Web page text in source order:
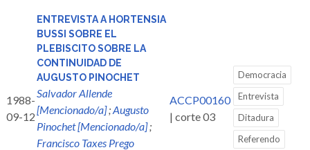
1988-
09-12
ENTREVISTA A HORTENSIA
BUSSI SOBRE EL
PLEBISCITO SOBRE LA
CONTINUIDAD DE
AUGUSTO PINOCHET
Salvador Allende
[Mencionado/a];Augusto
Pinochet [Mencionado/a];
Francisco Taxes Prego
ACCP00160
| corte 03
Democracia
Entrevista
Ditadura
Referendo